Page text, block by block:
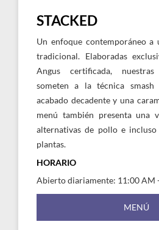
STACKED
Un enfoque contemporáneo a
tradicional. Elaboradas
Angus certificada, nuestras
someten a la técnica smash
acabado decadente y una
menú también presenta una
alternativas de pollo e incluso
plantas.
HORARIO
Abierto diariamente: 11:00 AM
MENÚ